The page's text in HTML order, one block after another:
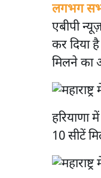
लगभग
एबीपी
कर दिया
मिलने का
हरियाणा
10 सीटें